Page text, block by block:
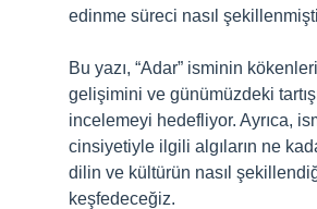
edinme süreci nasıl
Bu yazı, “Adar” isminin
gelişimini ve günümüzdeki
incelemeyi hedefliyor. Ayrıca,
cinsiyetiyle ilgili algıların ne
dilin ve kültürün nasıl
keşfedeceğiz.